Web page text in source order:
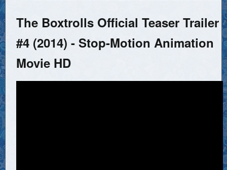
The Boxtrolls Official Teaser Trailer
#4 (2014) - Stop-Motion Animation
Movie HD